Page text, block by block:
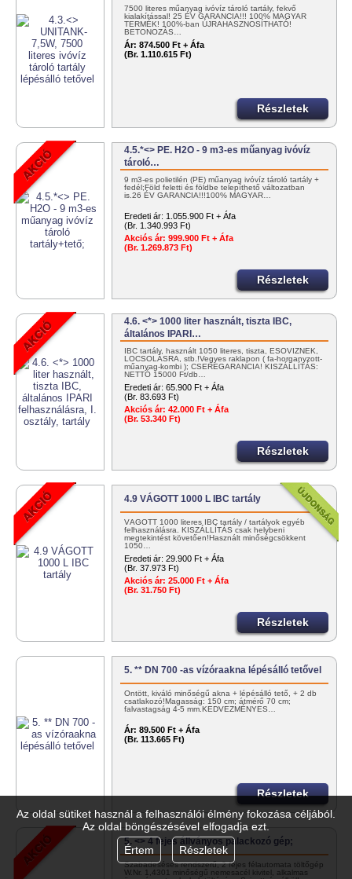
Az oldal sütiket használ a felhasználói élmény fokozása céljából.
Az oldal böngészésével elfogadja ezt.
Értem
Részletek
7500 literes műanyag ivóvíz tároló tartály, fekvő
kialakítással! 25 ÉV GARANCIA!!! 100% MAGYAR
TERMÉK! 100%-ban ÚJRAHASZNOSÍTHATÓ!
BETONOZÁS…
Ár: 874.500 Ft + Áfa
(Br. 1.110.615 Ft)
Részletek
4.5.*<> PE. H2O - 9 m3-es műanyag ivóvíz
tároló…
9 m3-es polietilén (PE) műanyag ivóvíz tároló tartály +
fedél;Föld feletti és földbe telepíthető változatban
is.26 ÉV GARANCIA!!!100% MAGYAR…
Eredeti ár: 1.055.900 Ft + Áfa
(Br. 1.340.993 Ft)
Akciós ár: 999.900 Ft + Áfa
(Br. 1.269.873 Ft)
Részletek
4.6. <*> 1000 liter használt, tiszta IBC,
általános IPARI…
IBC tartály, használt 1050 literes, tiszta, ESŐVÍZNEK,
LOCSOLÁSRA, stb.!Vegyes raklapon ( fa-horganyzott-
műanyag-kombi ); CSEREGARANCIA! KISZÁLLÍTÁS:
NETTÓ 15000 Ft/db…
Eredeti ár: 65.900 Ft + Áfa
(Br. 83.693 Ft)
Akciós ár: 42.000 Ft + Áfa
(Br. 53.340 Ft)
Részletek
4.9 VÁGOTT 1000 L IBC tartály
VÁGOTT 1000 literes IBC tartály / tartályok egyéb
felhasználásra. KISZÁLLÍTÁS csak helybeni
megtekintést követően!Használt minőségcsökkent
1050…
Eredeti ár: 29.900 Ft + Áfa
(Br. 37.973 Ft)
Akciós ár: 25.000 Ft + Áfa
(Br. 31.750 Ft)
Részletek
5. ** DN 700 -as vízóraakna lépésálló tetővel
Öntött, kiváló minőségű akna + lépésálló tető, + 2 db
csatlakozó!Magasság: 150 cm; átmérő 70 cm;
falvastagság 4-5 mm.KEDVEZMÉNYES…
Ár: 89.500 Ft + Áfa
(Br. 113.665 Ft)
Részletek
5. <> 4 fejes állványos palackozó gép;
Szabadeséses rendszerű, 2 fejes félautomata töltőgép
W.Nr. 1,4301 minőségű nemesacél kivitel, alkalmas